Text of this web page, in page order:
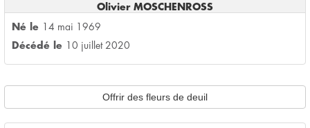
Olivier MOSCHENROSS
Né le
14 mai 1969
Décédé le
10 juillet 2020
Offrir des fleurs de deuil